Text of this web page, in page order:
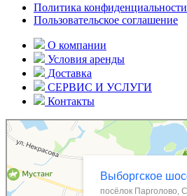
Политика конфиденциальности
Пользовательское соглашение
О компании
Условия аренды
Доставка
СЕРВИС И УСЛУГИ
Контакты